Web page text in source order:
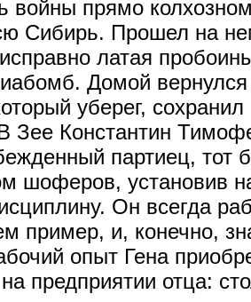
войны прямо
Сибирь. Прошел на
латая
Домой
уберег,
Зее Константин
партиец, тот
шоферов, установив
Он всегда
пример, и, конечно,
опыт Гена
предприятии отца: